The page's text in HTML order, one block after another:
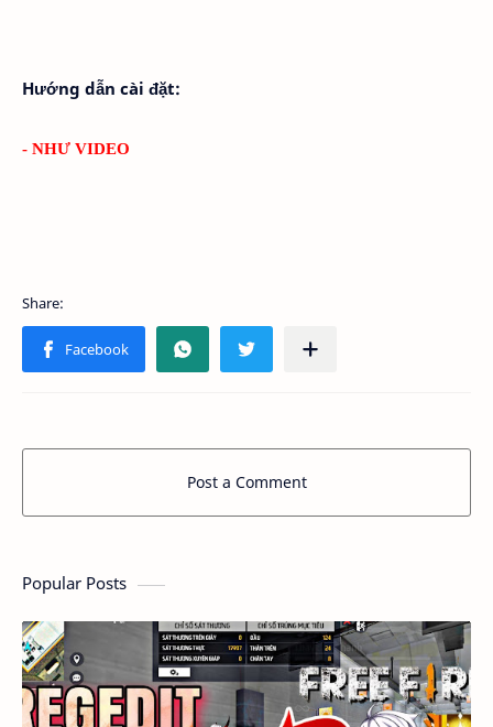
Hướng dẫn cài đặt:
- NHƯ VIDEO
Post a Comment
Popular Posts